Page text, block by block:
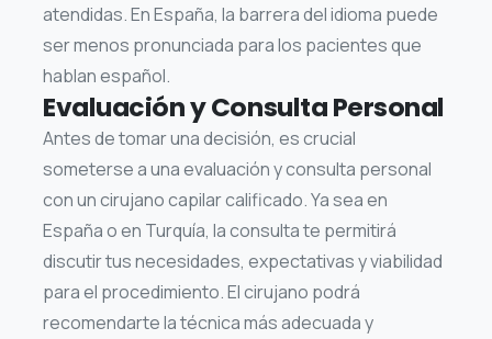
atendidas. En España, la barrera del idioma puede
ser menos pronunciada para los pacientes que
hablan español.
Evaluación y Consulta Personal
Antes de tomar una decisión, es crucial
someterse a una evaluación y consulta personal
con un cirujano capilar calificado. Ya sea en
España o en Turquía, la consulta te permitirá
discutir tus necesidades, expectativas y viabilidad
para el procedimiento. El cirujano podrá
recomendarte la técnica más adecuada y